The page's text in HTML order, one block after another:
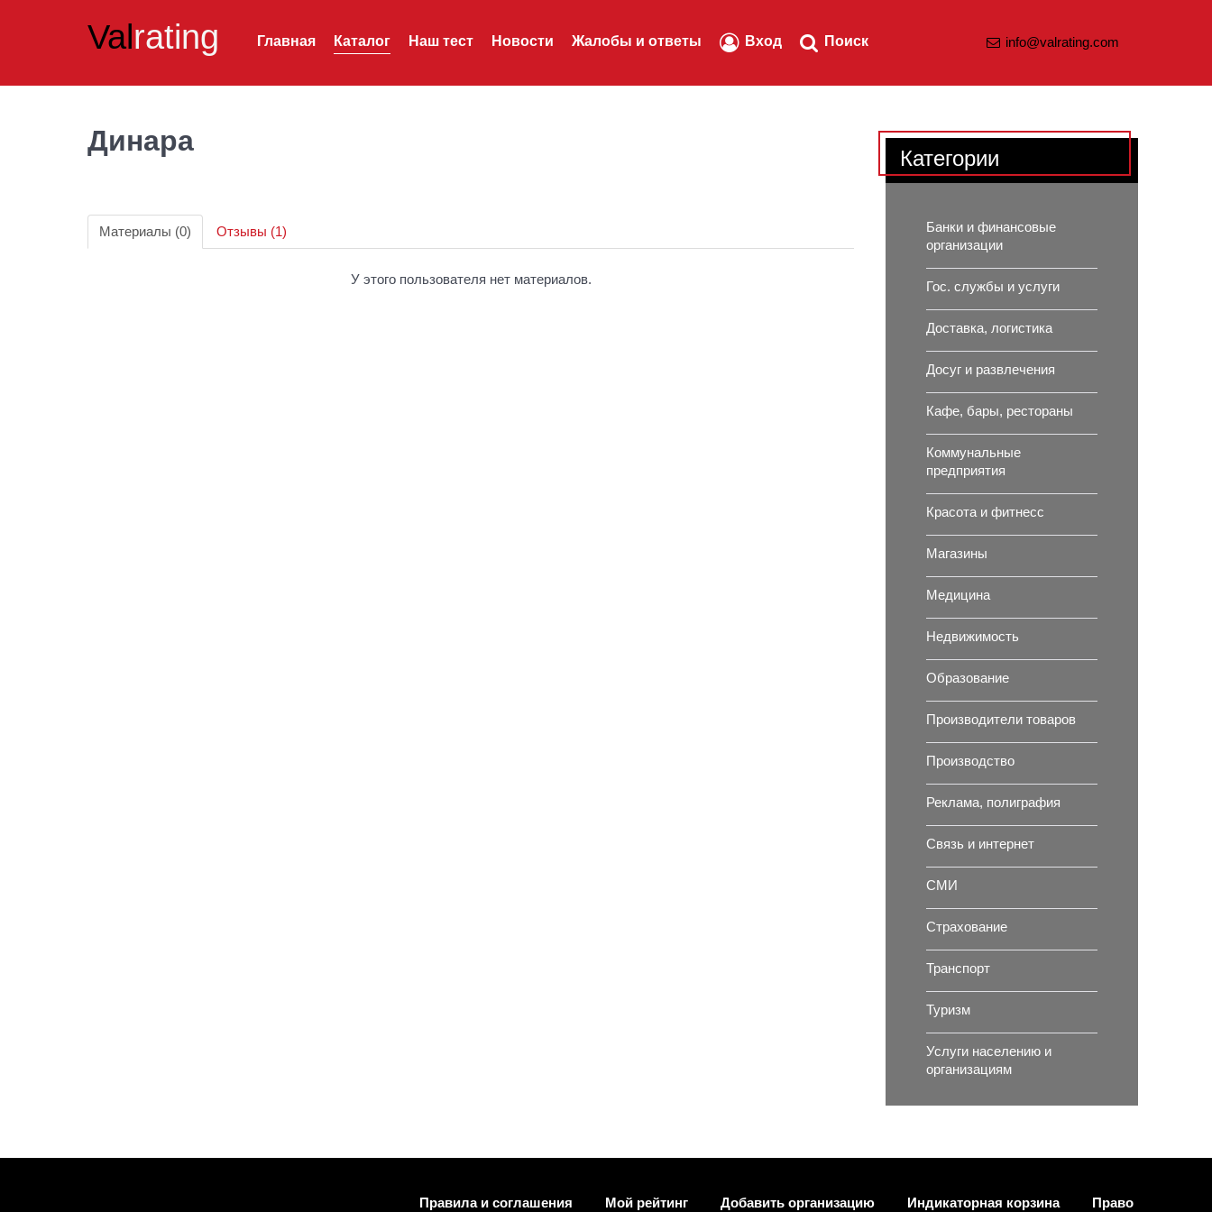
Valrating Главная Каталог Наш тест Новости Жалобы и ответы Вход Поиск info@valrating.com
Динара
Материалы (0) Отзывы (1)
У этого пользователя нет материалов.
Категории
Банки и финансовые
организации
Гос. службы и услуги
Доставка, логистика
Досуг и развлечения
Кафе, бары, рестораны
Коммунальные
предприятия
Красота и фитнесс
Магазины
Медицина
Недвижимость
Образование
Производители товаров
Производство
Реклама, полиграфия
Связь и интернет
СМИ
Страхование
Транспорт
Туризм
Услуги населению и
организациям
Правила и соглашения Мой рейтинг Добавить организацию Индикаторная корзина Право